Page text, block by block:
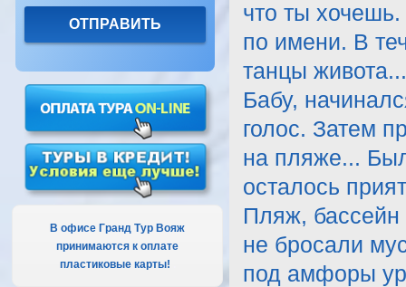
В офисе Гранд Тур Вояж
принимаются к оплате
пластиковые карты!
что ты
по имени. В
танцы
Бабу,
голос. Затем
на пляже...
осталось
Пляж,
не бросали
под амфоры